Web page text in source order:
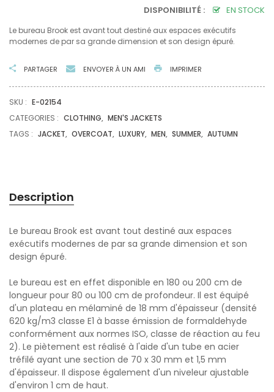
DISPONIBILITÉ : EN STOCK
Le bureau Brook est avant tout destiné aux espaces exécutifs
modernes de par sa grande dimension et son design épuré.
PARTAGER ENVOYER À UN AMI IMPRIMER
SKU : E-02154
CATEGORIES : CLOTHING, MEN'S JACKETS
TAGS : JACKET, OVERCOAT, LUXURY, MEN, SUMMER, AUTUMN
Description
Le bureau Brook est avant tout destiné aux espaces
exécutifs modernes de par sa grande dimension et son
design épuré.
Le bureau est en effet disponible en 180 ou 200 cm de
longueur pour 80 ou 100 cm de profondeur. Il est équipé
d'un plateau en mélaminé de 18 mm d'épaisseur (densité
620 kg/m3 classe E1 à basse émission de formaldehyde
conformément aux normes ISO, classe de réaction au feu
2). Le piètement est réalisé à l'aide d'un tube en acier
tréfilé ayant une section de 70 x 30 mm et 1,5 mm
d'épaisseur. Il dispose également d'un niveleur ajustable
d'environ 1 cm de haut.